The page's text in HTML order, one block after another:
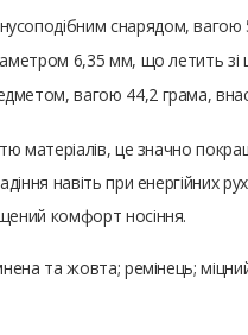
снарядом, вагою
6,35 мм, що летить зі
вагою 44,2 грама,
матеріалів, це значно
навіть при енергійних
комфорт носіння.
та жовта; ремінець;